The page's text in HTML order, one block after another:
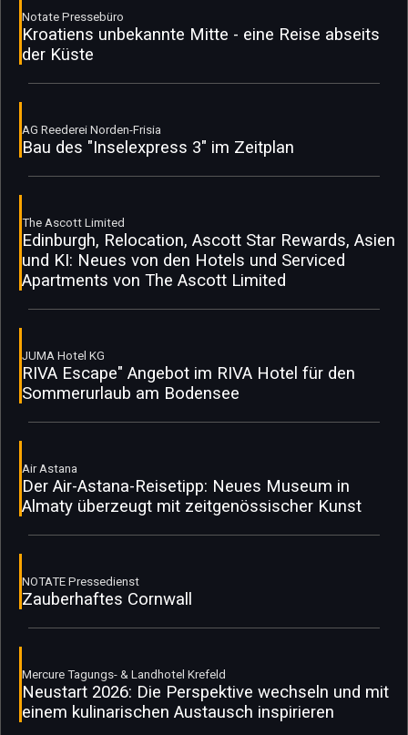
Notate Pressebüro
Kroatiens unbekannte Mitte - eine Reise abseits
der Küste
AG Reederei Norden-Frisia
Bau des "Inselexpress 3" im Zeitplan
The Ascott Limited
Edinburgh, Relocation, Ascott Star Rewards, Asien
und KI: Neues von den Hotels und Serviced
Apartments von The Ascott Limited
JUMA Hotel KG
RIVA Escape" Angebot im RIVA Hotel für den
Sommerurlaub am Bodensee
Air Astana
Der Air-Astana-Reisetipp: Neues Museum in
Almaty überzeugt mit zeitgenössischer Kunst
NOTATE Pressedienst
Zauberhaftes Cornwall
Mercure Tagungs- & Landhotel Krefeld
Neustart 2026: Die Perspektive wechseln und mit
einem kulinarischen Austausch inspirieren